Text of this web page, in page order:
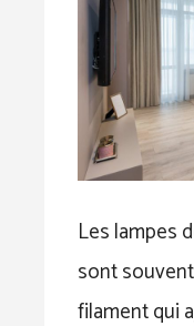
Les lampes
sont
filament qui